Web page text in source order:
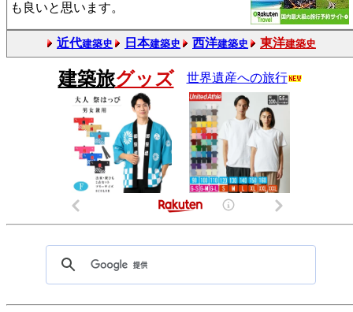
も良いと思います。
近代建築史 日本建築史 西洋建築史 東洋建築史
建築旅グッズ 世界遺産への旅行